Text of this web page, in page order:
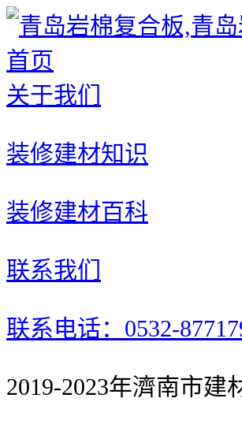
首页
关于我们
装修建材知识
装修建材百科
联系我们
联系电话：0532-
2019-2023年濟南市